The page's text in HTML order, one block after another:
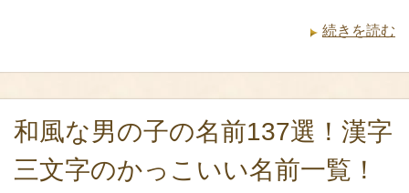
続きを読む
和風な男の子の名前137選！漢字
三文字のかっこいい名前一覧！